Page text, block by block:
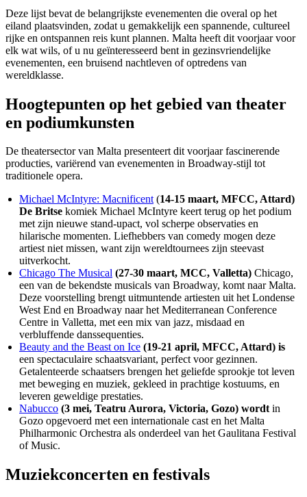
Deze lijst bevat de belangrijkste evenementen die overal op het
eiland plaatsvinden, zodat u gemakkelijk een spannende, cultureel
rijke en ontspannen reis kunt plannen. Malta heeft dit voorjaar voor
elk wat wils, of u nu geïnteresseerd bent in gezinsvriendelijke
evenementen, een bruisend nachtleven of optredens van
wereldklasse.
Hoogtepunten op het gebied van theater
en podiumkunsten
De theatersector van Malta presenteert dit voorjaar fascinerende
producties, variërend van evenementen in Broadway-stijl tot
traditionele opera.
Michael McIntyre: Macnificent(14-15 maart, MFCC, Attard)
De Britse komiek Michael McIntyre keert terug op het podium
met zijn nieuwe stand-upact, vol scherpe observaties en
hilarische momenten. Liefhebbers van comedy mogen deze
artiest niet missen, want zijn wereldtournees zijn steevast
uitverkocht.
Chicago The Musical (27-30 maart, MCC, Valletta) Chicago,
een van de bekendste musicals van Broadway, komt naar Malta.
Deze voorstelling brengt uitmuntende artiesten uit het Londense
West End en Broadway naar het Mediterranean Conference
Centre in Valletta, met een mix van jazz, misdaad en
verbluffende danssequenties.
Beauty and the Beast on Ice (19-21 april, MFCC, Attard) is
een spectaculaire schaatsvariant, perfect voor gezinnen.
Getalenteerde schaatsers brengen het geliefde sprookje tot leven
met beweging en muziek, gekleed in prachtige kostuums, en
leveren geweldige prestaties.
Nabucco (3 mei, Teatru Aurora, Victoria, Gozo) wordtin
Gozo opgevoerd met een internationale cast en het Malta
Philharmonic Orchestra als onderdeel van het Gaulitana Festival
of Music.
Muziekconcerten en festivals